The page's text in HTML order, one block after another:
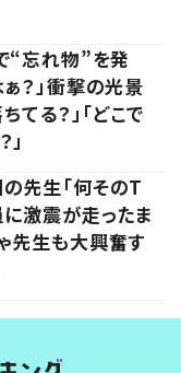
“忘れ物”を発
？」衝撃の光景
てる？」「どこで
先生「何そのT
に激震が走ったま
先生も大興奮す